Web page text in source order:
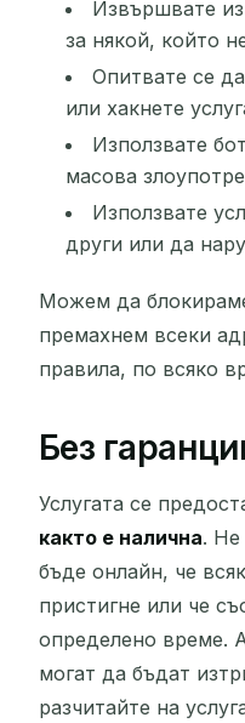
Извършвате
за някой, който
Опитвате се
или хакнете
Използвате
масова
Използвате
други или да
Можем да
премахнем всеки
правила, по всяко
Без
Услугата се
както е налична. Не
бъде онлайн, че
пристигне или че
определено време.
могат да бъдат
разчитайте на